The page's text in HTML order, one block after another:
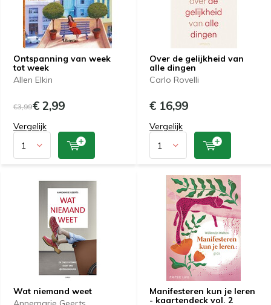
Ontspanning van week
tot week
Allen Elkin
€3,99€ 2,99
Vergelijk
Over de gelijkheid van
alle dingen
Carlo Rovelli
€ 16,99
Vergelijk
Wat niemand weet
Manifesteren kun je leren
- kaartendeck vol. 2